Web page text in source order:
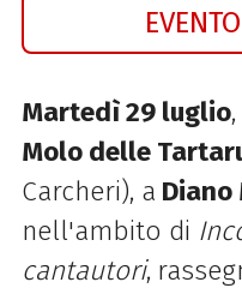
Martedì 29 luglio
Molo delle
Carcheri), a Diano
nell'ambito di
cantautori,